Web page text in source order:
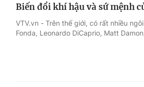
Biến đổi khí hậu và sứ mệnh
VTV.vn - Trên thế giới, có rất nhiều
Fonda, Leonardo DiCaprio, Matt